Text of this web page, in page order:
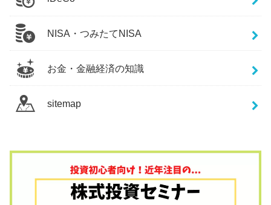
NISA・つみたてNISA
お金・金融経済の知識
sitemap